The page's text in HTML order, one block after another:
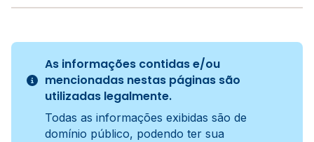
As informações contidas e/ou
mencionadas nestas páginas são
utilizadas legalmente.
Todas as informações exibidas são de
domínio público, podendo ter sua